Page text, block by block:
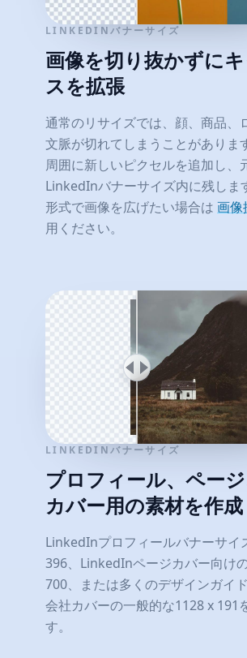
LINKEDINバナーサイズ
画像を切り抜かずに
スを拡張
通常のリサイズでは、顔、商品、
文脈が切れてしまうことがありま
周囲に新しいピクセルを追加し、
LinkedInバナーサイズ内に残しま
形式で画像を広げたい場合は 画像
用ください。
LINKEDINバナーサイズ
プロフィール、ペー
カバー用の素材を作成
LinkedInプロフィールバナーサイ
396、LinkedInページカバー向け
700、または多くのデザインガイ
会社カバーの一般的な1128 x 191
す。